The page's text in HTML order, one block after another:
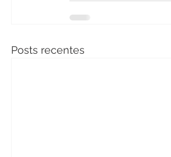
Posts recentes